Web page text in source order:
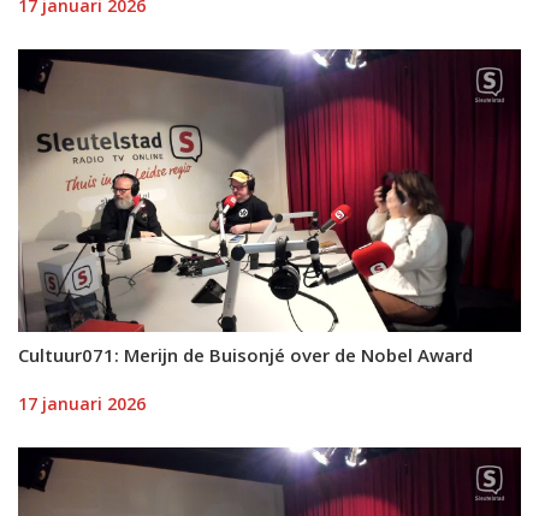
17 januari 2026
Cultuur071: Merijn de Buisonjé over de Nobel Award
17 januari 2026